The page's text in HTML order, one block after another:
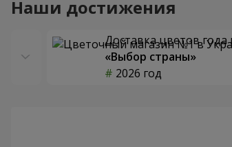
Наши достижения
Доставка цветов года
«Выбор страны»
2026 год